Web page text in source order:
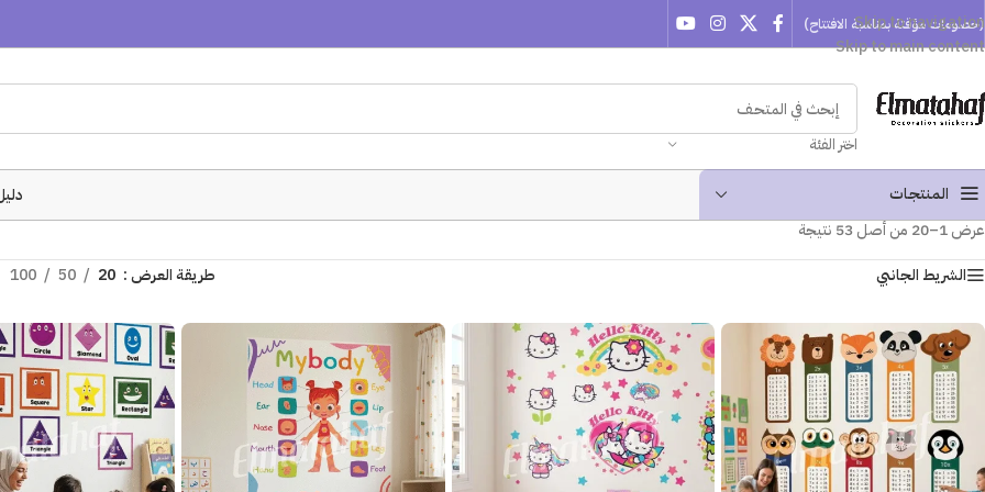
Skip to navigation
Skip to main content
(خصومات مؤقتة بمناسبة الافتتاح)
اختر الفئة
المنتجـات
عرض 1–20 من أصل 53 نتيجة
الشريط الجانبي
طريقة العرض 20
50
100